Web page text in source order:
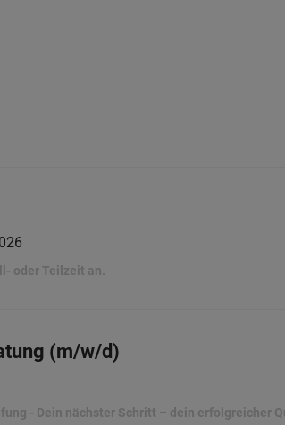
oder Teilzeit an.
(m/w/d)
- Dein nächster Schritt – dein erfolgreicher